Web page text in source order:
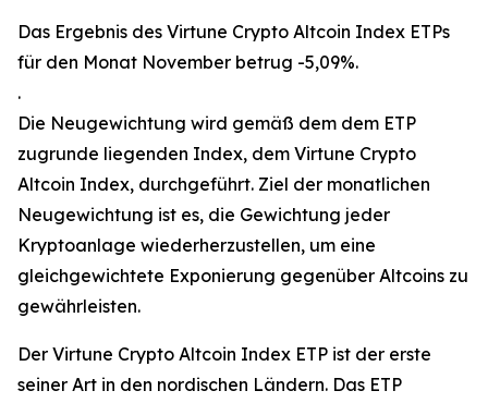
Das Ergebnis des Virtune Crypto Altcoin Index ETPs
für den Monat November betrug -5,09%.
.
Die Neugewichtung wird gemäß dem dem ETP
zugrunde liegenden Index, dem Virtune Crypto
Altcoin Index, durchgeführt. Ziel der monatlichen
Neugewichtung ist es, die Gewichtung jeder
Kryptoanlage wiederherzustellen, um eine
gleichgewichtete Exponierung gegenüber Altcoins zu
gewährleisten.
Der Virtune Crypto Altcoin Index ETP ist der erste
seiner Art in den nordischen Ländern. Das ETP